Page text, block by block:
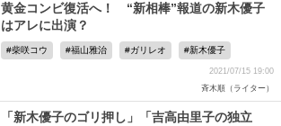
黄金コンビ復活へ！ “新相棒”報道の新木優子
はアレに出演？
柴咲コウ 福山雅治 ガリレオ 新木優子
2021/07/15 19:00
斉木順（ライター）
「新木優子のゴリ押し」「吉高由里子の独立